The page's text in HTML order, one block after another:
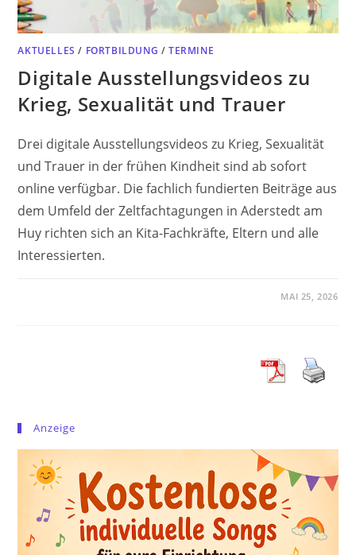
AKTUELLES / FORTBILDUNG /TERMINE
Digitale Ausstellungsvideos zu
Krieg, Sexualität und Trauer
Drei digitale Ausstellungsvideos zu Krieg, Sexualität
und Trauer in der frühen Kindheit sind ab sofort
online verfügbar. Die fachlich fundierten Beiträge aus
dem Umfeld der Zeltfachtagungen in Aderstedt am
Huy richten sich an Kita-Fachkräfte, Eltern und alle
Interessierten.
MAI 25, 2026
Anzeige